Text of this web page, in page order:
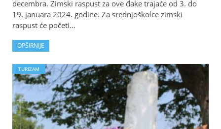
decembra. Zimski raspust za ove đake trajaće od 3. do
19. januara 2024. godine. Za srednjoškolce zimski
raspust će početi…
OPŠIRNIJE
TURIZAM